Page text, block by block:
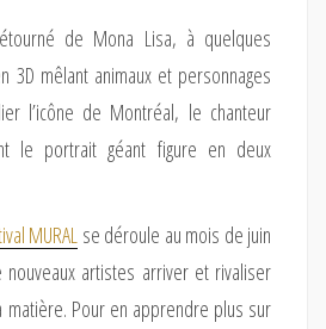
de Mona Lisa, à quelques
3D mêlant animaux et personnages
l’icône de Montréal, le chanteur
le portrait géant figure en deux
MURAL se déroule au mois de juin
artistes arriver et rivaliser
matière. Pour en apprendre plus sur